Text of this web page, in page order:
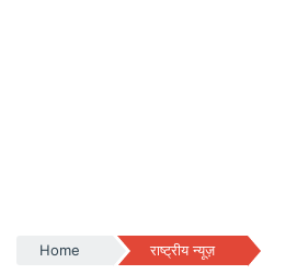
Home राष्ट्रीय न्यूज़